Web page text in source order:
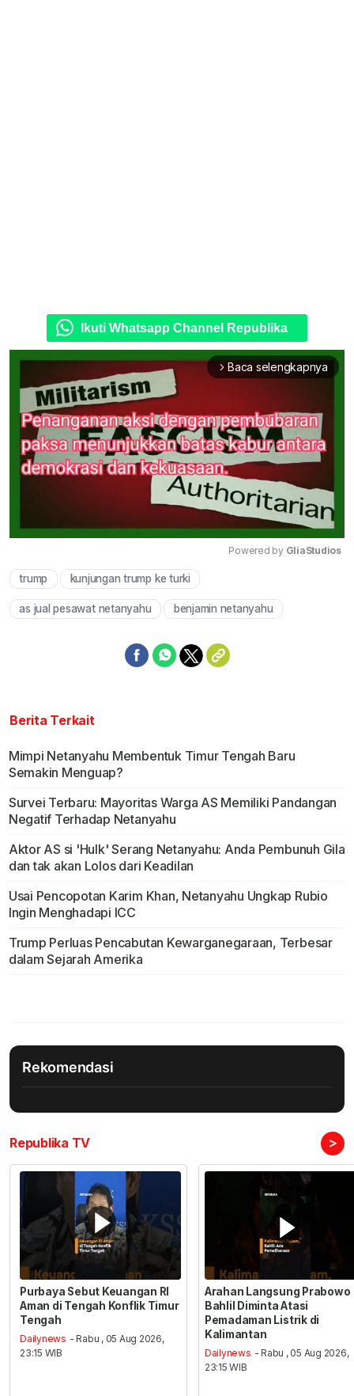
Ikuti Whatsapp Channel Republika
arrow_forward_ios Baca selengkapnya
Powered by GliaStudios
trump kunjungan trump ke turki
as jual pesawat netanyahu benjamin netanyahu
Berita Terkait
Mimpi Netanyahu Membentuk Timur Tengah Baru
Semakin Menguap?
Survei Terbaru: Mayoritas Warga AS Memiliki Pandangan
Negatif Terhadap Netanyahu
Aktor AS si 'Hulk' Serang Netanyahu: Anda Pembunuh Gila
dan tak akan Lolos dari Keadilan
Usai Pencopotan Karim Khan, Netanyahu Ungkap Rubio
Ingin Menghadapi ICC
Trump Perluas Pencabutan Kewarganegaraan, Terbesar
dalam Sejarah Amerika
Rekomendasi
Republika TV >
Purbaya Sebut Keuangan RI
Aman di Tengah Konflik Timur
Tengah
Dailynews - Rabu , 05 Aug 2026,
23:15 WIB
Arahan Langsung Prabowo
Bahlil Diminta Atasi
Pemadaman Listrik di
Kalimantan
Dailynews - Rabu , 05 Aug 2026,
23:15 WIB